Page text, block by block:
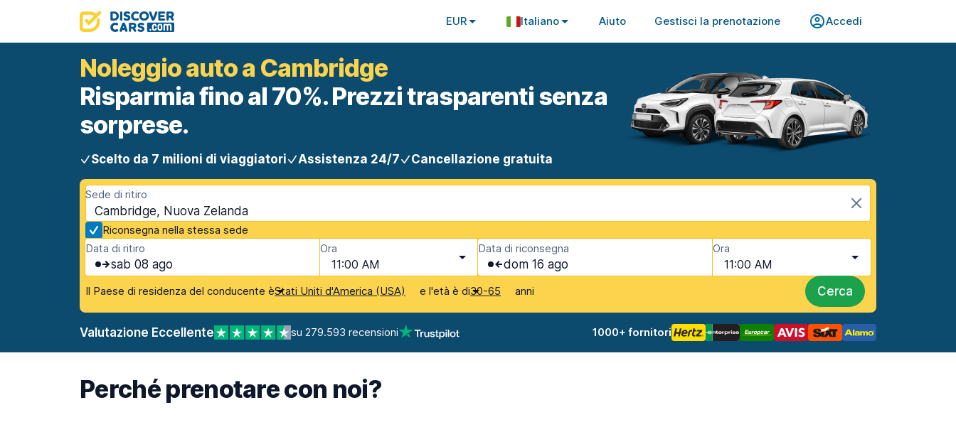
EUR Italiano Aiuto Gestisci la prenotazione Accedi
Noleggio auto a Cambridge
Risparmia fino al 70%. Prezzi trasparenti senza
sorprese.
Scelto da 7 milioni di viaggiatori Assistenza 24/7 Cancellazione gratuita
Sede di ritiro
Cambridge, Nuova Zelanda
Riconsegna nella stessa sede
Data di ritiro
sab 08 ago
Ora
11:00 AM
Data di riconsegna
dom 16 ago
Ora
11:00 AM
Il Paese di residenza del conducente èStati Uniti d'America (USA) e l'età è di30-65 anni Cerca
Valutazione Eccellente su 279.593 recensioni 1000+ fornitori
Perché prenotare con noi?